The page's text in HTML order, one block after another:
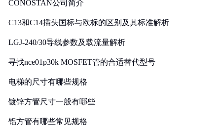
CONOSTAN公司简介
C13和C14插头国标与欧标的区别及其标准解析
LGJ-240/30导线参数及载流量解析
寻找nce01p30k MOSFET管的合适替代型号
电梯的尺寸有哪些规格
镀锌方管尺寸一般有哪些
铝方管有哪些常见规格